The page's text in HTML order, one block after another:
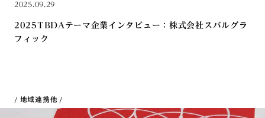
2025.09.29
2025TBDAテーマ企業インタビュー：株式会社スバルグラ
フィック
地域連携他